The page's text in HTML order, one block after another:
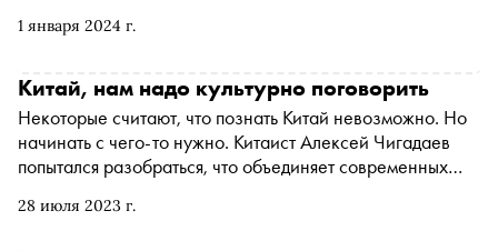
1 января 2024 г.
конце 2022 года, а некоторые были переизданы
28 июля 2023 г.
Китай, нам надо культурно поговорить
Некоторые считают, что познать Китай невозможно. Но
начинать с чего-то нужно. Китаист Алексей Чигадаев
попытался разобраться, что объединяет современных
держится та самая «дружба навек»